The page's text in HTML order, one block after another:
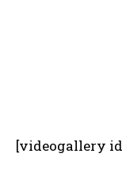
[videogallery